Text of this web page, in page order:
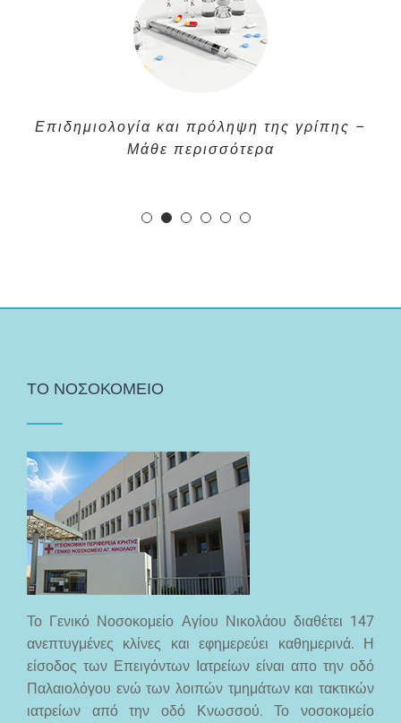
Επιδημιολογία και πρόληψη της γρίπης –
Μάθε περισσότερα
ΤΟ ΝΟΣΟΚΟΜΕΙΟ
Το Γενικό Νοσοκομείο Αγίου Νικολάου διαθέτει 147
ανεπτυγμένες κλίνες και εφημερεύει καθημερινά. Η
είσοδος των Επειγόντων Ιατρείων είναι απο την οδό
Παλαιολόγου ενώ των λοιπών τμημάτων και τακτικών
ιατρείων από την οδό Κνωσσού. Το νοσοκομείο